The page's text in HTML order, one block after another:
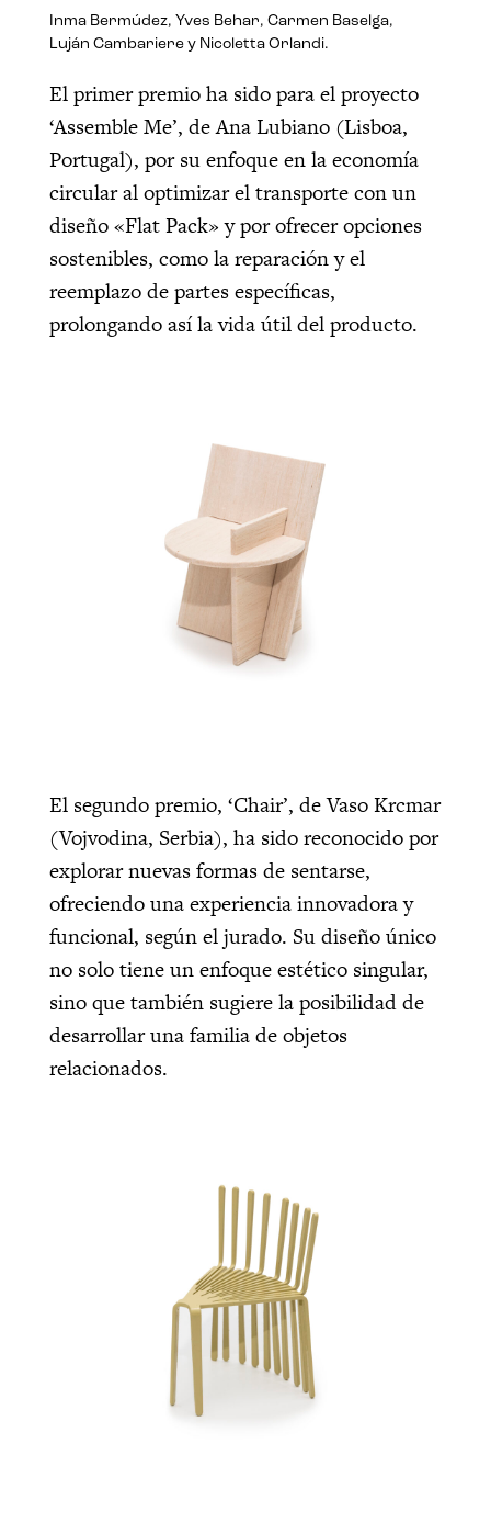
Inma Bermúdez, Yves Behar, Carmen Baselga,
Luján Cambariere y Nicoletta Orlandi.
El primer premio ha sido para el proyecto
‘Assemble Me’, de Ana Lubiano (Lisboa,
Portugal), por su enfoque en la economía
circular al optimizar el transporte con un
diseño «Flat Pack» y por ofrecer opciones
sostenibles, como la reparación y el
reemplazo de partes específicas,
prolongando así la vida útil del producto.
El segundo premio, ‘Chair’, de Vaso Krcmar
(Vojvodina, Serbia), ha sido reconocido por
explorar nuevas formas de sentarse,
ofreciendo una experiencia innovadora y
funcional, según el jurado. Su diseño único
no solo tiene un enfoque estético singular,
sino que también sugiere la posibilidad de
desarrollar una familia de objetos
relacionados.